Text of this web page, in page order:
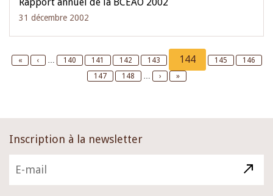
31 décembre 2002
First
«
Previous
‹ … Page
140 Page
141 Page
142 Page
143
Current
page
144 Page
145 Page
146
Page
147 Page
148 …
Next
›
Last
»
Inscription à la newsletter